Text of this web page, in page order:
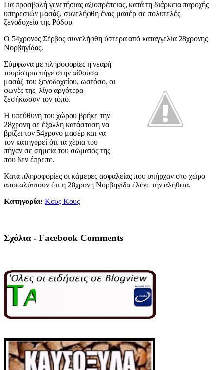
Για προσβολή γενετήσιας αξιοπρέπειας, κατά τη διάρκεια παροχής
υπηρεσιών μασάζ, συνελήφθη ένας μασέρ σε πολυτελές
ξενοδοχείο της Ρόδου.
O 54χρονος Σέρβος συνελήφθη ύστερα από καταγγελία 28χρονης
Νορβηγίδας.
Σύμφωνα με πληροφορίες η νεαρή
τουρίστρια πήγε στην αίθουσα
μασάζ του ξενοδοχείου, ωστόσο, οι
φωνές της, λίγο αργότερα
ξεσήκωσαν τον τόπο.
Η υπεύθυνη του χώρου βρήκε την
28χρονη σε έξαλλη κατάσταση να
βρίζει τον 54χρονο μασέρ και να
τον κατηγορεί ότι τα χέρια του
πήγαν σε σημεία του σώματός της
που δεν έπρεπε.
Κατά πληροφορίες οι κάμερες ασφαλείας που υπήρχαν στο χώρο
αποκαλύπτουν ότι η 28χρονη Νορβηγίδα έλεγε την αλήθεια.
Κατηγορία: Κους Κους
Σχόλια - Facebook Comments